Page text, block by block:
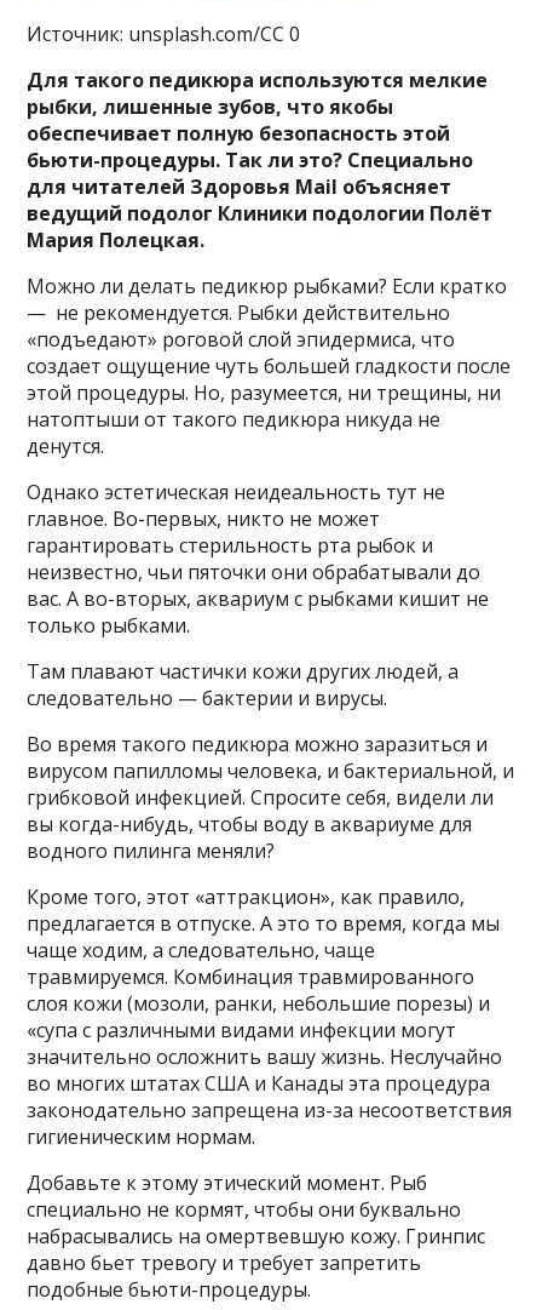
Источник: unsplash.com/CC 0
Для такого педикюра используются мелкие
рыбки, лишенные зубов, что якобы
обеспечивает полную безопасность этой
бьюти-процедуры. Так ли это? Специально
для читателей Здоровья Mail объясняет
ведущий подолог Клиники подологии Полёт
Мария Полецкая.
Можно ли делать педикюр рыбками? Если кратко
— не рекомендуется. Рыбки действительно
«подъедают» роговой слой эпидермиса, что
создает ощущение чуть большей гладкости после
этой процедуры. Но, разумеется, ни трещины, ни
натоптыши от такого педикюра никуда не
денутся.
Однако эстетическая неидеальность тут не
главное. Во-первых, никто не может
гарантировать стерильность рта рыбок и
неизвестно, чьи пяточки они обрабатывали до
вас. А во-вторых, аквариум с рыбками кишит не
только рыбками.
Там плавают частички кожи других людей, а
следовательно — бактерии и вирусы.
Во время такого педикюра можно заразиться и
вирусом папилломы человека, и бактериальной, и
грибковой инфекцией. Спросите себя, видели ли
вы когда-нибудь, чтобы воду в аквариуме для
водного пилинга меняли?
Кроме того, этот «аттракцион», как правило,
предлагается в отпуске. А это то время, когда мы
чаще ходим, а следовательно, чаще
травмируемся. Комбинация травмированного
слоя кожи (мозоли, ранки, небольшие порезы) и
«супа с различными видами инфекции могут
значительно осложнить вашу жизнь. Неслучайно
во многих штатах США и Канады эта процедура
законодательно запрещена из-за несоответствия
гигиеническим нормам.
Добавьте к этому этический момент. Рыб
специально не кормят, чтобы они буквально
набрасывались на омертвевшую кожу. Гринпис
давно бьет тревогу и требует запретить
подобные бьюти-процедуры.